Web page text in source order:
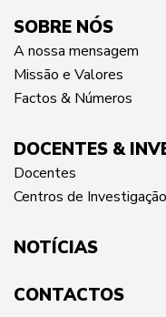
SOBRE NÓS
A nossa mensagem
Missão e Valores
Factos & Números
DOCENTES &
Docentes
Centros de Investigação
NOTÍCIAS
CONTACTOS